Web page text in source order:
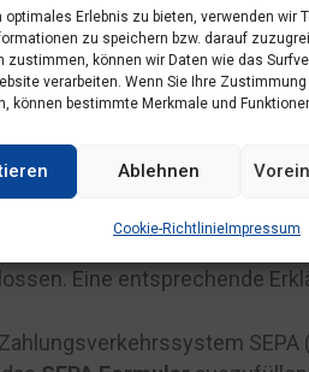
optimales Erlebnis zu bieten, verwenden wir
zu speichern bzw. darauf
zustimmen, können wir Daten wie das
verarbeiten. Wenn Sie Ihre
können bestimmte Merkmale und
Ablehnen
Cookie-RichtlinieImpressum
erteilt haben oder sich nun
dies mit einem deutlich
der EZB-Bonn die
für das Jahr 2019
verwendet. Es
Eine entsprechende